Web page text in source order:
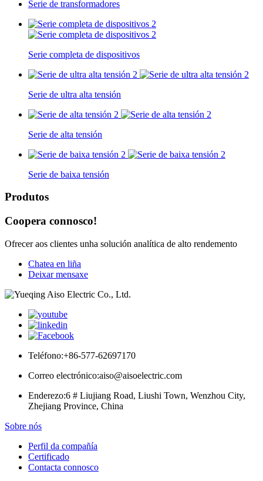
Serie de transformadores
Serie completa de dispositivos
Serie de ultra alta tensión
Serie de alta tensión
Serie de baixa tensión
Produtos
Coopera connosco!
Ofrecer aos clientes unha solución analítica de alto rendemento
Chatea en liña
Deixar mensaxe
Teléfono:+86-577-62697170
Correo electrónico:aiso@aisoelectric.com
Enderezo:6 # Liujiang Road, Liushi Town, Wenzhou City,
Zhejiang Province, China
Sobre nós
Perfil da compañía
Certificado
Contacta connosco